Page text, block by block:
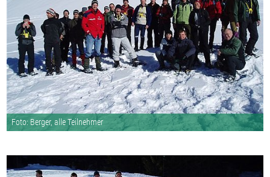
Foto: Berger, alle Teilnehmer